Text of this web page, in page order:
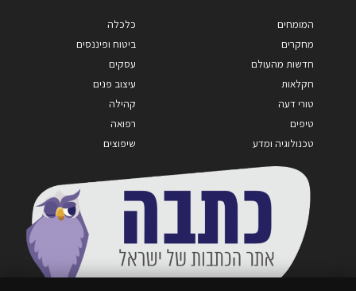
המומחים
מחקרים
חדשות מהעולם
חקלאות
טורי דעה
טיפים
טכנולוגיה ומדע
כלכלה
ביטוח ופיננסים
עסקים
עיצוב פנים
קהילה
רפואה
שיפוצים